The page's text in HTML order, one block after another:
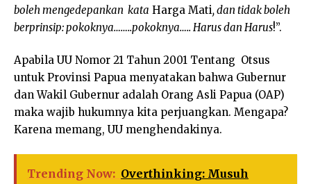
boleh mengedepankan kata Harga Mati, dan tidak boleh
berprinsip: pokoknya……..pokoknya….. Harus dan Harus!”.
Apabila UU Nomor 21 Tahun 2001 Tentang Otsus
untuk Provinsi Papua menyatakan bahwa Gubernur
dan Wakil Gubernur adalah Orang Asli Papua (OAP)
maka wajib hukumnya kita perjuangkan. Mengapa?
Karena memang, UU menghendakinya.
Trending Now: Overthinking: Musuh